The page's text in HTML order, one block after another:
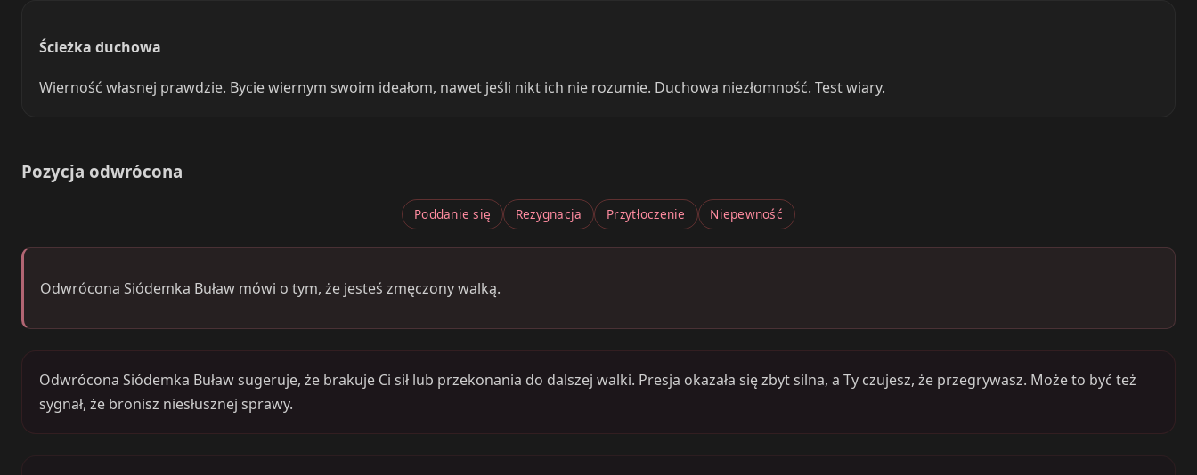
Ścieżka duchowa
Wierność własnej prawdzie. Bycie wiernym swoim ideałom, nawet jeśli nikt ich nie rozumie. Duchowa niezłomność. Test wiary.
Pozycja odwrócona
Poddanie się Rezygnacja Przytłoczenie Niepewność
Odwrócona Siódemka Buław mówi o tym, że jesteś zmęczony walką.
Odwrócona Siódemka Buław sugeruje, że brakuje Ci sił lub przekonania do dalszej walki. Presja okazała się zbyt silna, a Ty czujesz, że przegrywasz. Może to być też
sygnał, że bronisz niesłusznej sprawy.